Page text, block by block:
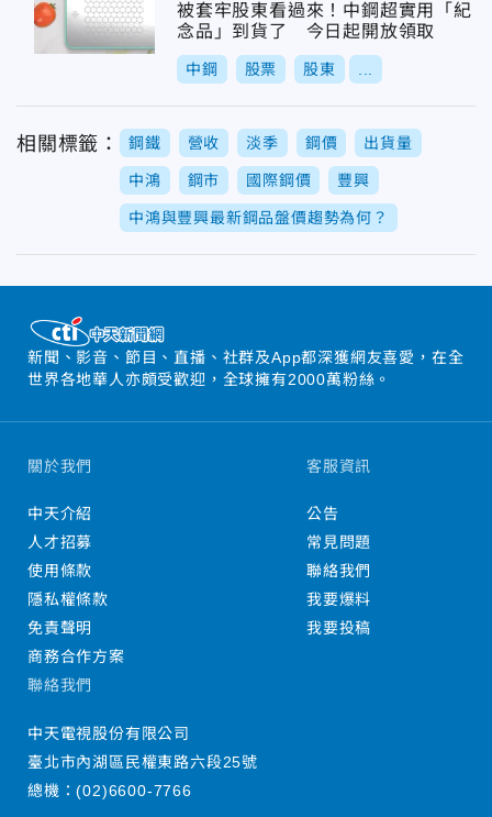
被套牢股東看過來！中鋼超實用「紀
念品」到貨了 今日起開放領取
中鋼 股票 股東
相關標籤： 鋼鐵 營收 淡季 鋼價 出貨量
中鴻 鋼市 國際鋼價 豐興
中鴻與豐興最新鋼品盤價趨勢為何？
新聞、影音、節目、直播、社群及App都深獲網友喜愛，在全
世界各地華人亦頗受歡迎，全球擁有2000萬粉絲。
關於我們
中天介紹
人才招募
使用條款
隱私權條款
免責聲明
商務合作方案
客服資訊
公告
常見問題
聯絡我們
我要爆料
我要投稿
聯絡我們
中天電視股份有限公司
臺北市內湖區民權東路六段25號
總機：(02)6600-7766